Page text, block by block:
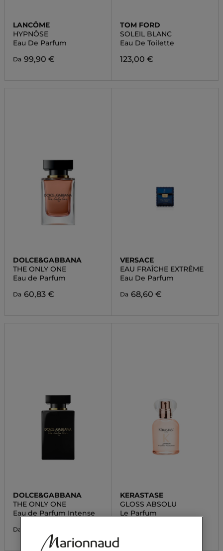
LANCÔME
HYPNÔSE
Eau De Parfum
Da 99,90 €
TOM FORD
SOLEIL BLANC
Eau De Toilette
123,00 €
DOLCE&GABBANA
THE ONLY ONE
Eau de Parfum
Da 60,83 €
VERSACE
EAU FRAÎCHE EXTRÊME
Eau De Parfum
Da 68,60 €
DOLCE&GABBANA
THE ONLY ONE
Eau de Parfum Intense
Da
KERASTASE
GLOSS ABSOLU
Le Parfum